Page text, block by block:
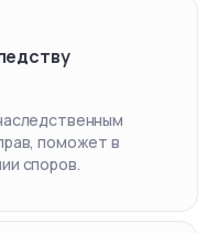
поможет в
споров.